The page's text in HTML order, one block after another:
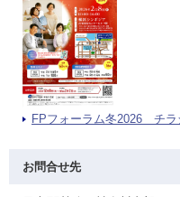
FPフォーラム冬2026 チラ
お問合せ先